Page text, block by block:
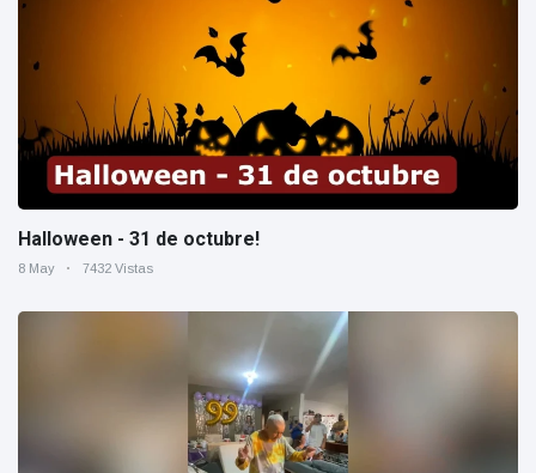
Halloween - 31 de octubre!
8 May 7432 Vistas